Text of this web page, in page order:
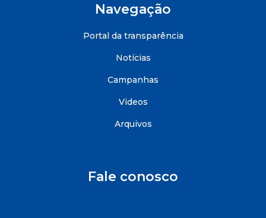
Navegação
Portal da transparência
Notícias
Campanhas
Videos
Arquivos
Fale conosco